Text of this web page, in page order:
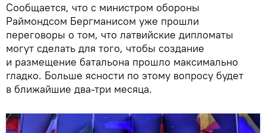
Сообщается, что с министром обороны
Раймондсом Бергманисом уже прошли
переговоры о том, что латвийские дипломаты
могут сделать для того, чтобы создание
и размещение батальона прошло максимально
гладко. Больше ясности по этому вопросу будет
в ближайшие два-три месяца.